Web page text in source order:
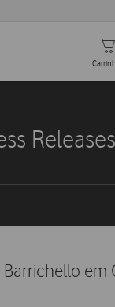
Releases
em